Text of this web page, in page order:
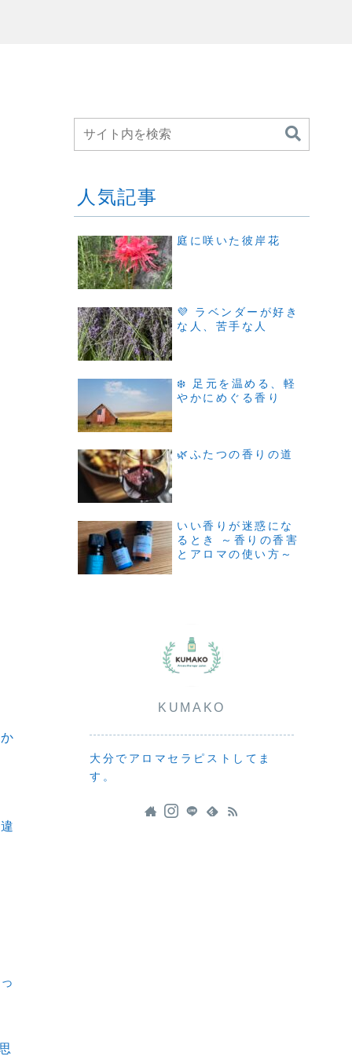
人気記事
庭に咲いた彼岸花
💜 ラベンダーが好き
な人、苦手な人
❄️ 足元を温める、軽
やかにめぐる香り
🌿ふたつの香りの道
いい香りが迷惑にな
るとき ～香りの香害
とアロマの使い方～
KUMAKO
大分でアロマセラピストしてま
す。